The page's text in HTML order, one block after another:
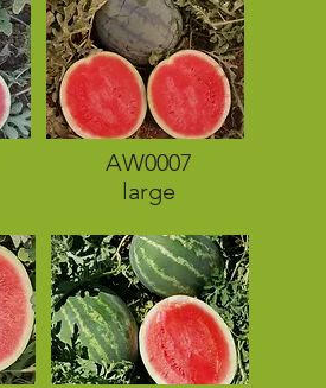
AW0007
large